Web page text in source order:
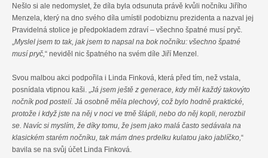
Nešlo si ale nedomyslet, že díla byla odsunuta právě kvůli nočníku Jiřího
Menzela, který na dno svého díla umístil podobiznu prezidenta a nazval jej
Pravidelná stolice je předpokladem zdraví – všechno špatné musí pryč.
„Myslel jsem to tak, jak jsem to napsal na bok nočníku: všechno špatné
musí pryč,“ neviděl nic špatného na svém díle Jiří Menzel.
Svou malbou akci podpořila i Linda Finková, která před tím, než vstala,
posnídala vtipnou kaši. „Já jsem ještě z generace, kdy měl každý takovýto
nočník pod postelí. Já osobně měla plechový, což bylo hodně praktické,
protože i když jste na něj v noci ve tmě šlápli, nebo do něj kopli, nerozbil
se. Navíc si myslím, že díky tomu, že jsem jako malá často sedávala na
klasickém starém nočníku, tak mám dnes prdelku kulatou jako jablíčko,“
bavila se na svůj účet Linda Finková.